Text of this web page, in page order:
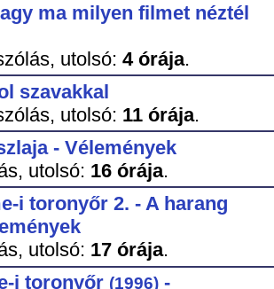
ma milyen filmet néztél
utolsó: 4 órája.
szavakkal
utolsó: 11 órája.
- Vélemények
utolsó: 16 órája.
i toronyőr 2. - A harang
utolsó: 17 órája.
i toronyőr (1996)-